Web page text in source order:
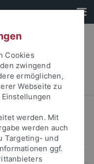
Cookies
zwingend
ermöglichen,
Webseite zu
werden. Mit
werden auch
Targeting- und
ggf.